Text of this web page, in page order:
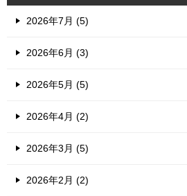
2026年7月 (5)
2026年6月 (3)
2026年5月 (5)
2026年4月 (2)
2026年3月 (5)
2026年2月 (2)